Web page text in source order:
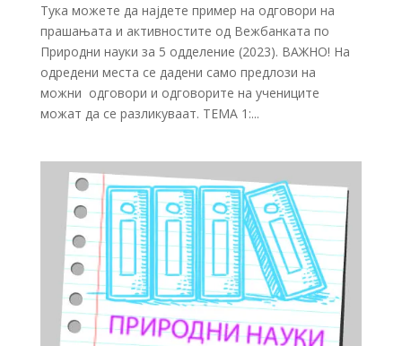
Тука можете да најдете пример на одговори на
прашањата и активностите од Вежбанката по
Природни науки за 5 одделение (2023). ВАЖНО! На
одредени места се дадени само предлози на
можни одговори и одговорите на учениците
можат да се разликуваат. ТЕМА 1:...